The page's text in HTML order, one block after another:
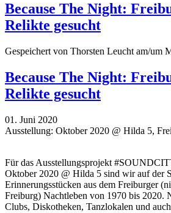
Because The Night:
Relikte gesucht
Gespeichert von Thorsten Leucht am/um
Because The Night:
Relikte gesucht
01. Juni 2020
Ausstellung: Oktober 2020 @ Hilda 5,
Für das Ausstellungsprojekt
Oktober 2020 @ Hilda 5 sind wir auf der
Erinnerungsstücken aus dem Freiburger
Freiburg) Nachtleben von 1970 bis 2020.
Clubs, Diskotheken, Tanzlokalen und